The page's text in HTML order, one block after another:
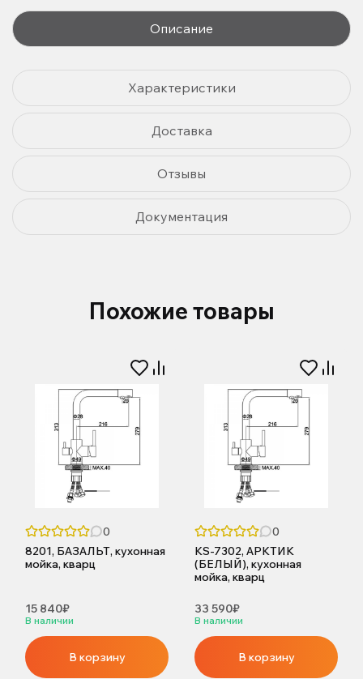
Описание
Характеристики
Доставка
Отзывы
Документация
Похожие товары
0
8201, БАЗАЛЬТ, кухонная
мойка, кварц
15 840₽
В наличии
В корзину
0
KS-7302, АРКТИК
(БЕЛЫЙ), кухонная
мойка, кварц
33 590₽
В наличии
В корзину